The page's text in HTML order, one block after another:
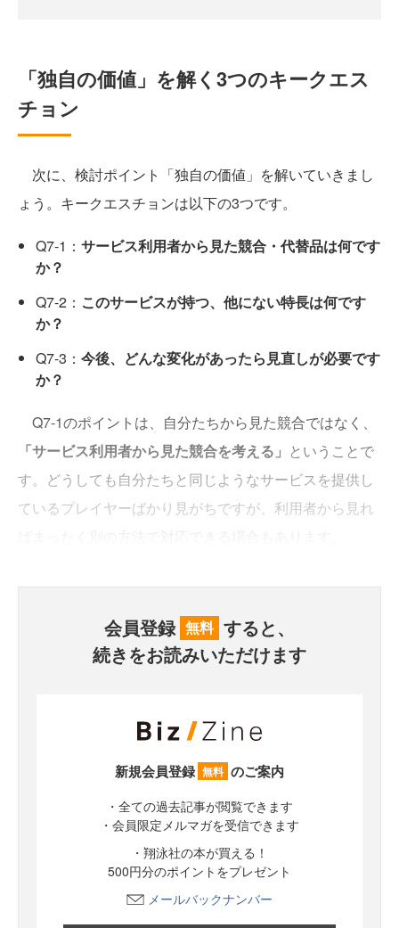
「独自の価値」を解く3つのキークエス
チョン
次に、検討ポイント「独自の価値」を解いていきまし
ょう。キークエスチョンは以下の3つです。
Q7-1： サービス利用者から見た競合・代替品は何です
か？
Q7-2： このサービスが持つ、他にない特長は何です
か？
Q7-3： 今後、どんな変化があったら見直しが必要です
か？
Q7-1のポイントは、自分たちから見た競合ではなく、
「サービス利用者から見た競合を考える」 ということで
す。どうしても自分たちと同じようなサービスを提供し
ているプレイヤーばかり見がちですが、利用者から見れ
会員登録 無料 すると、
続きをお読みいただけます
新規会員登録 無料 のご案内
・全ての過去記事が閲覧できます
・会員限定メルマガを受信できます
・翔泳社の本が買える！
500円分のポイントをプレゼント
メールバックナンバー